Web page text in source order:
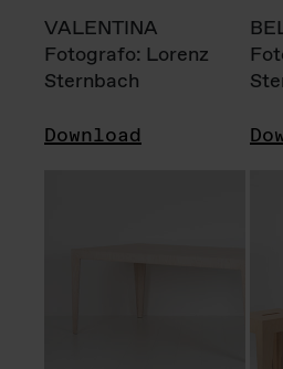
VALENTINA
Fotografo: Lorenz
Sternbach
Download